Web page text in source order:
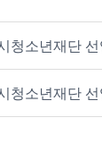
청소년재단
청소년재단